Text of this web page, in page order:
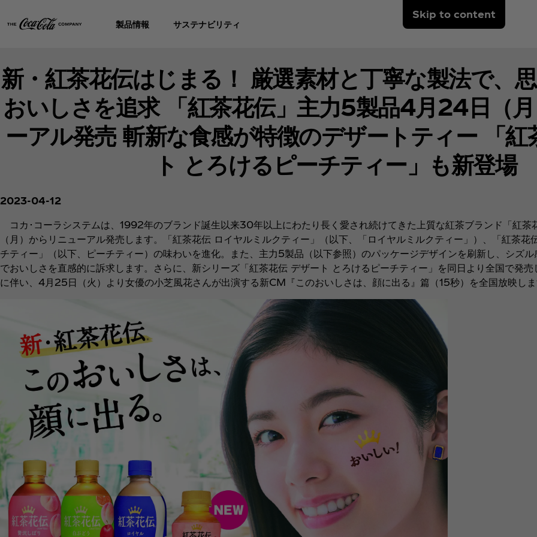
Skip to content
製品情報 サステナビリティ
新・紅茶花伝はじまる！ 厳選素材と丁寧な製法で、
おいしさを追求 「紅茶花伝」主力5製品4月24日（
ーアル発売 斬新な食感が特徴のデザートティー 「紅
ト とろけるピーチティー」も新登場
2023-04-12
コカ･コーラシステムは、1992年のブランド誕生以来30年以上にわたり長く愛され続けてきた上質な紅茶ブランド「紅
（月）からリニューアル発売します。「紅茶花伝 ロイヤルミルクティー」（以下、「ロイヤルミルクティー」）、「紅茶
チティー」（以下、ピーチティー）の味わいを進化。また、主力5製品（以下参照）のパッケージデザインを刷新し、シズ
でおいしさを直感的に訴求します。さらに、新シリーズ「紅茶花伝 デザート とろけるピーチティー」を同日より全国で発
に伴い、4月25日（火）より女優の小芝風花さんが出演する新CM『このおいしさは、顔に出る』篇（15秒）を全国放映し